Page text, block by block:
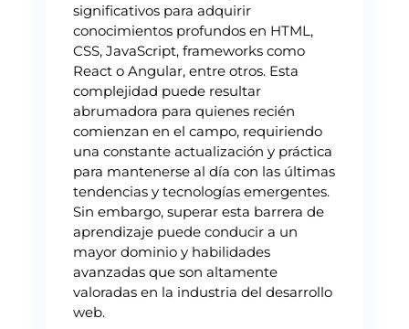
significativos para adquirir
conocimientos profundos en HTML,
CSS, JavaScript, frameworks como
React o Angular, entre otros. Esta
complejidad puede resultar
abrumadora para quienes recién
comienzan en el campo, requiriendo
una constante actualización y práctica
para mantenerse al día con las últimas
tendencias y tecnologías emergentes.
Sin embargo, superar esta barrera de
aprendizaje puede conducir a un
mayor dominio y habilidades
avanzadas que son altamente
valoradas en la industria del desarrollo
web.